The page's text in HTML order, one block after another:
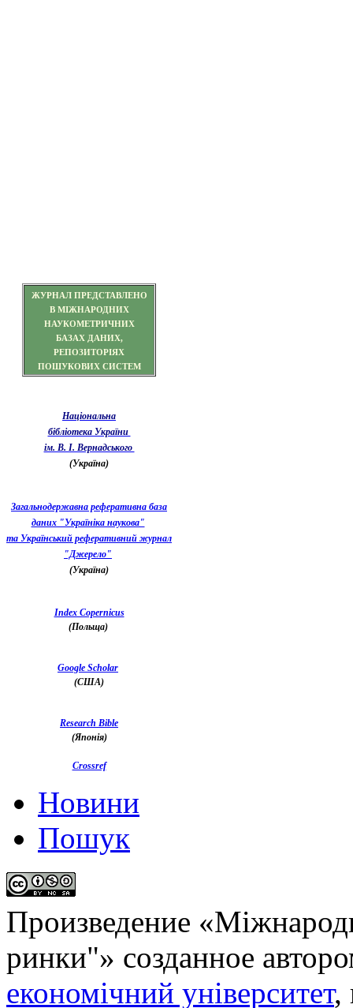
ЖУРНАЛ ПРЕДСТАВЛЕНО
В МІЖНАРОДНИХ
НАУКОМЕТРИЧНИХ
БАЗАХ ДАНИХ,
РЕПОЗИТОРІЯХ
ПОШУКОВИХ СИСТЕМ
Національна
бібліотека України
ім. В. І. Вернадського
(Україна)
Загальнодержавна реферативна база
даних "Україніка наукова"
та Український реферативний журнал
"Джерело"
(Україна)
Index Copernicus
(Польща)
Google Scholar
(США)
Research Bible
(Японія)
Crossref
Новини
Пошук
Произведение «
ринки"» созданное
економічний університет,